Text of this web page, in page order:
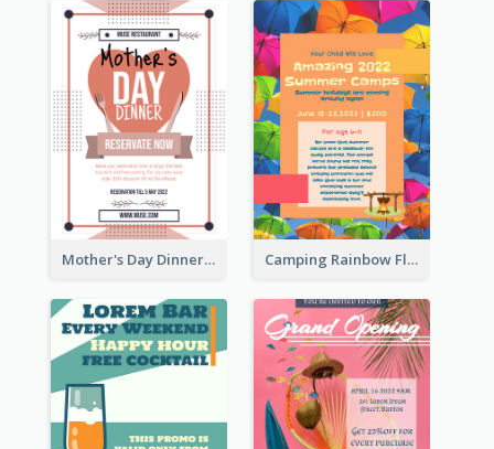
Mother's Day Dinner Promotion Flyer Camping Rainbow Flyer